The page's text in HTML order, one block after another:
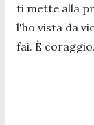
ti mette alla
l'ho vista da
fai. È